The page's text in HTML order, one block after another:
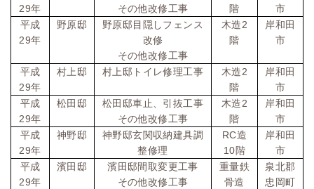
29年
その他改修工事
階
市
平成
29年
野原邸
野原邸目隠しフェンス
改修
その他改修工事
木造2
階
岸和田
市
平成
29年
村上邸 村上邸トイレ修理工事 木造2
階
岸和田
市
平成
29年
松田邸
松田邸車止、引抜工事
その他改修工事
木造2
階
岸和田
市
平成
29年
神野邸
神野邸玄関収納建具調
整修理
RC造
10 階
岸和田
市
平成
29年
濱田邸
濱田邸間取変更工事
その他改修工事
重量鉄
骨造
泉北郡
忠岡町